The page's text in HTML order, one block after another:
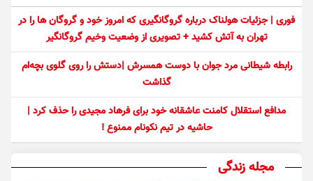
فوری | جزئیات هولناک درباره گروگانگیری که امروز خود و گروگان ها را در
تهران به آتش کشید + تصویری از وضعیت وخیم گروگانگیر
رابطه شیطانی مرد جوان با دوست همسرش |دستش را روی گلوی بچه‌ام
گذاشت
مدافع استقلال کامنت عاشقانه خود برای فرهاد مجیدی را حذف کرد |
حاشیه در تیم نکونام ممنوع !
مجله زندگی